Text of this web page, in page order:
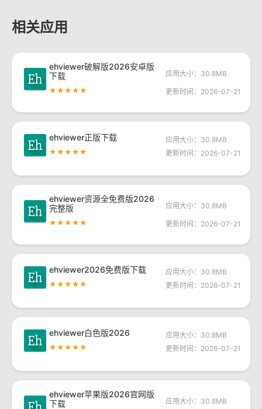
相关应用
ehviewer破解版2026安卓版
下载
★★★★★
应用大小：30.8MB
更新时间：2026-07-21
ehviewer正版下载
★★★★★
应用大小：30.8MB
更新时间：2026-07-21
ehviewer资源全免费版2026
完整版
★★★★★
应用大小：30.8MB
更新时间：2026-07-21
ehviewer2026免费版下载
★★★★★
应用大小：30.8MB
更新时间：2026-07-21
ehviewer白色版2026
★★★★★
应用大小：30.8MB
更新时间：2026-07-21
ehviewer苹果版2026官网版
下载
应用大小：30.8MB